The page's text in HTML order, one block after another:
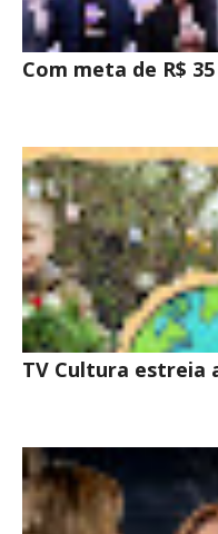
Com meta de R$
TV Cultura estreia